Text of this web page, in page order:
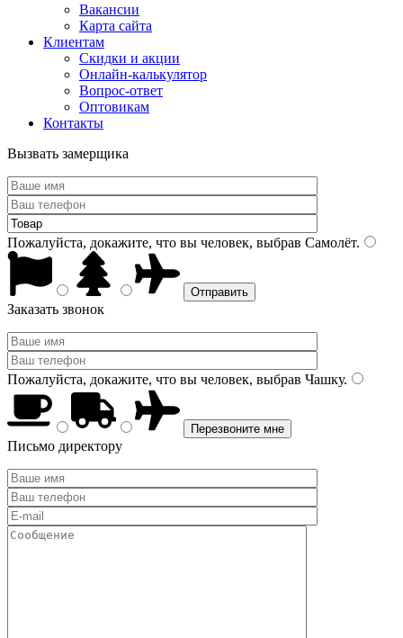
Вакансии
Карта сайта
Клиентам
Скидки и акции
Онлайн-калькулятор
Вопрос-ответ
Оптовикам
Контакты
Вызвать замерщика
Пожалуйста, докажите, что вы человек, выбрав Самолёт.
Заказать звонок
Пожалуйста, докажите, что вы человек, выбрав Чашку.
Письмо директору